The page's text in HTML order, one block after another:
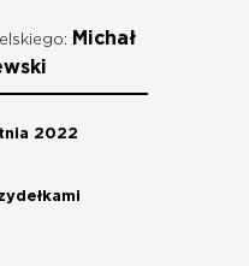
Michał
2022